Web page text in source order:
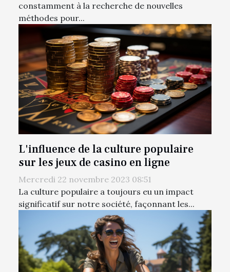
constamment à la recherche de nouvelles
méthodes pour...
L'influence de la culture populaire
sur les jeux de casino en ligne
Mercredi 22 novembre 2023 08:51
La culture populaire a toujours eu un impact
significatif sur notre société, façonnant les...